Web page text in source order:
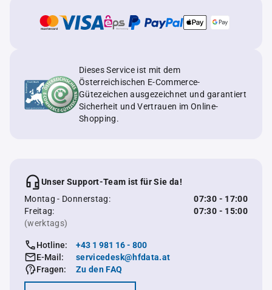
Dieses Service ist mit dem
Österreichischen E-Commerce-
Gütezeichen ausgezeichnet und garantiert
Sicherheit und Vertrauen im Online-
Shopping.
Unser Support-Team ist für Sie da!
Montag - Donnerstag:
07:30 - 17:00
Freitag:
07:30 - 15:00
(werktags)
Hotline:
+43 1 981 16 - 800
E-Mail:
servicedesk@hfdata.at
Fragen:
Zu den FAQ